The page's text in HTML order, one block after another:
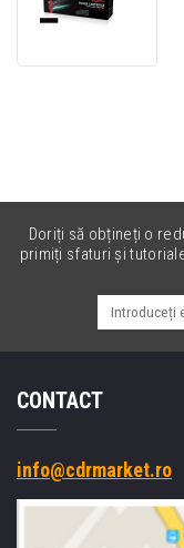
pentru
Doriți să obțineți o
primiți sfaturi și
CONTACT
info@cdrmarket.ro